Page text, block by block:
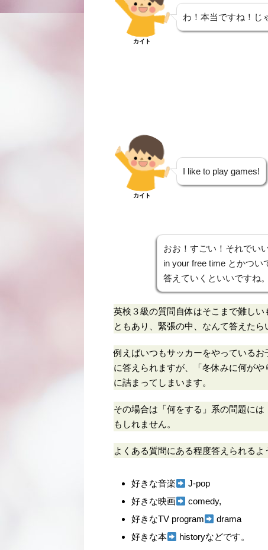
カイト
わ！本当ですね！じ
カイト
I like to play games!
おお！すごい！それでい
in your free time とかつい
答えていくといいですね。
英検３級の質問自体はそこまで難し
ともあり、緊張の中、なんて答えた
例えばいつもサッカーをやっている
に答えられますが、「冬休みに何が
に詰まってしまいます。
その場合は「何をする」系の問題に
もしれません。
よくある質問にある程度答えら
好きな音楽
J-pop
好きな映画
comedy,
好きなTV program
drama
好きな本
historyなどです。